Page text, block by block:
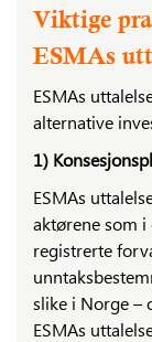
Viktige
ESMAs
ESMAs
alternative
1)
ESMAs
aktørene som
registrerte
slike i Norge –
ESMAs